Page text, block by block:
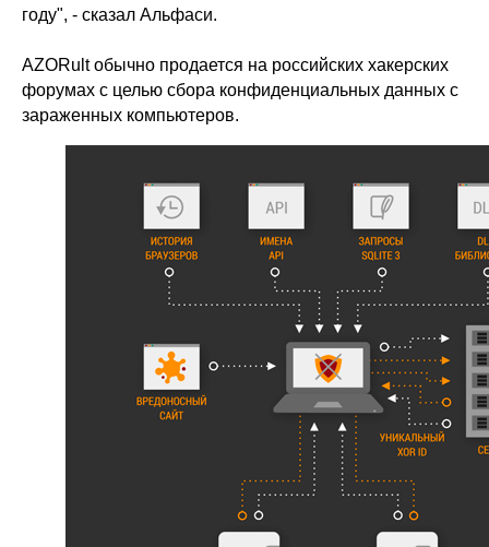
году", - сказал Альфаси.
AZORult обычно продается на российских хакерских
форумах с целью сбора конфиденциальных данных с
зараженных компьютеров.